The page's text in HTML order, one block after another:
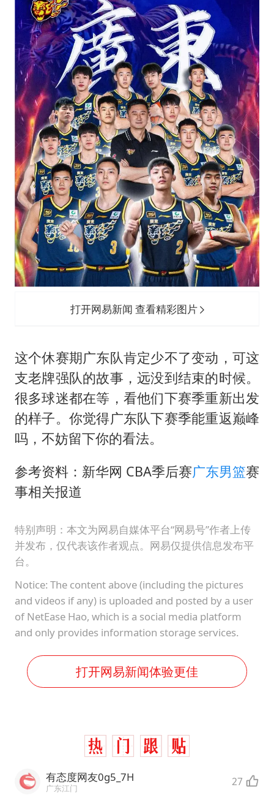
打开网易新闻 查看精彩图片
这个休赛期广东队肯定少不了变动，可这
支老牌强队的故事，远没到结束的时候。
很多球迷都在等，看他们下赛季重新出发
的样子。你觉得广东队下赛季能重返巅峰
吗，不妨留下你的看法。
参考资料：新华网 CBA季后赛广东男篮赛
事相关报道
特别声明：本文为网易自媒体平台“网易号”作者上传
并发布，仅代表该作者观点。网易仅提供信息发布平
台。
Notice: The content above (including the pictures
and videos if any) is uploaded and posted by a user
of NetEase Hao, which is a social media platform
and only provides information storage services.
打开网易新闻体验更佳
有态度网友0g5_7H
广东江门 27